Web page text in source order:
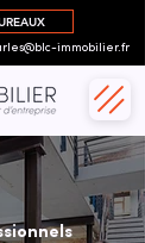
immobilier.fr